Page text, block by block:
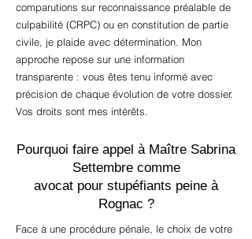
comparutions sur reconnaissance préalable de
culpabilité (CRPC) ou en constitution de partie
civile, je plaide avec détermination. Mon
approche repose sur une information
transparente : vous êtes tenu informé avec
précision de chaque évolution de votre dossier.
Vos droits sont mes intérêts.
Pourquoi faire appel à Maître Sabrina
Settembre comme
avocat pour stupéfiants peine à
Rognac ?
Face à une procédure pénale, le choix de votre